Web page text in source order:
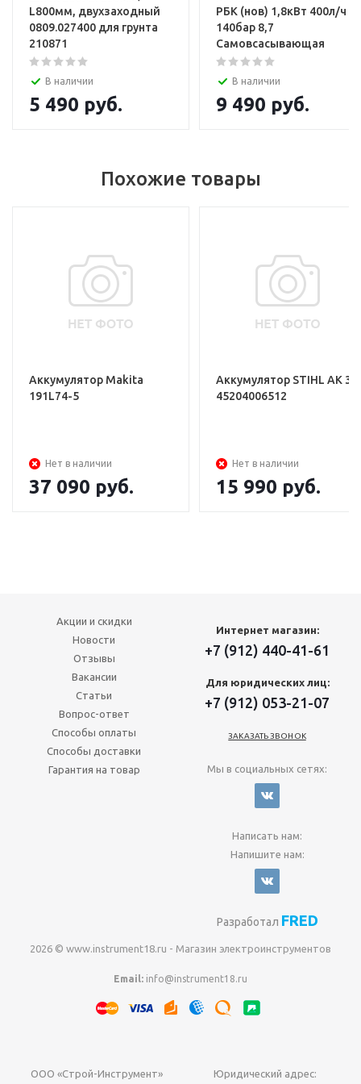
L800мм, двухзаходный
0809.027400 для грунта
210871
В наличии
5 490 руб.
РБК (нов) 1,8кВт 400л/ч
140бар 8,7
Самовсасывающая
В наличии
9 490 руб.
Похожие товары
Аккумулятор Makita
191L74-5
Нет в наличии
37 090 руб.
Аккумулятор STIHL АK 30
45204006512
Нет в наличии
15 990 руб.
Акции и скидки
Новости
Отзывы
Вакансии
Статьи
Вопрос-ответ
Способы оплаты
Способы доставки
Гарантия на товар
Интернет магазин:
+7 (912) 440-41-61
Для юридических лиц:
+7 (912) 053-21-07
ЗАКАЗАТЬ ЗВОНОК
Мы в социальных сетях:
Написать нам:
Напишите нам:
Разработал FRED
2026 © www.instrument18.ru - Магазин электроинструментов
Email: info@instrument18.ru
ООО «Строй-Инструмент» Юридический адрес: